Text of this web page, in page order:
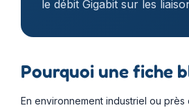
le débit Gigabit sur les
Pourquoi une fiche
En environnement industriel ou